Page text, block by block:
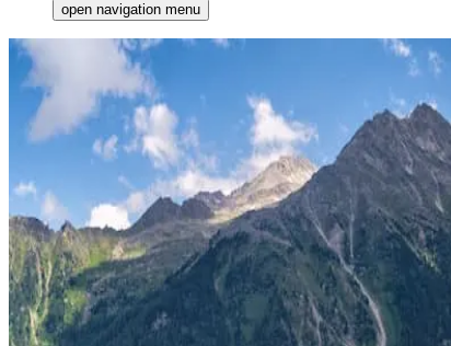
open navigation menu